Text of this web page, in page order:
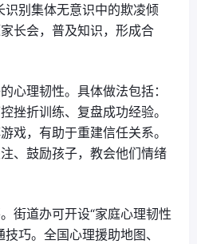
识别集体无意识中的欺凌倾
长会，普及知识，形成合
心理韧性。具体做法包括：
挫折训练、复盘成功经验。
戏，有助于重建信任关系。
、鼓励孩子，教会他们情绪
街道办可开设“家庭心理韧性
巧。全国心理援助地图、